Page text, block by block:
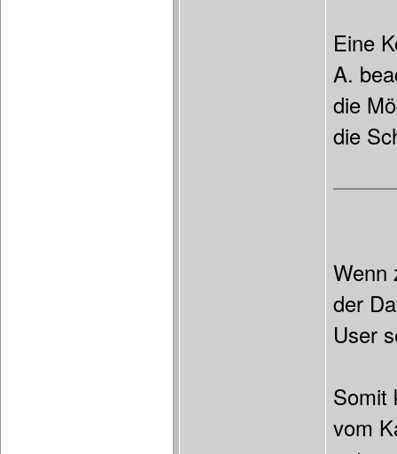
Eine
A.
die
die
Wenn
der
User
Somit
vom